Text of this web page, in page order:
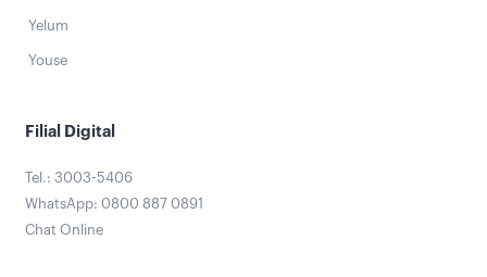
Yelum
Youse
Filial Digital
Tel.: 3003-5406
WhatsApp: 0800 887 0891
Chat Online